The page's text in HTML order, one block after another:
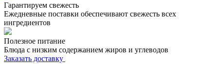
Гарантируем свежесть
Ежедневные поставки обеспечивают свежесть всех
ингредиентов
Полезное питание
Блюда с низким содержанием жиров и углеводов
Заказать доставку